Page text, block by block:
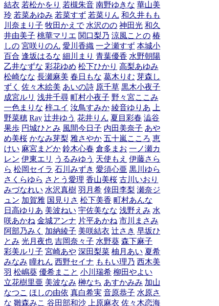
結衣 若松かをり 若槻朱音 南野ゆきな 華山美
玲 若菜あゆみ 若菜すず 若菜りん 和久井もも
川奈まり子 牧田かえで 水沢のの 神田光 和久
井由美子 桃華マリエ 関口梨乃 涼風ことの 椿
しの 宮咲りのん 愛川香織 一之瀬すず 本城小
百合 逢坂はるな 細川まり 青葉優香 水野朝陽
乙井なずな 彩花ゆめ 松下ひかり 高梨あゆみ
松崎なな 長瀬麻美 春日もな 葛木りむ 芽森し
ずく 佐々木絵美 あいの詩 原千草 黒木小夜子
成宮ルリ 浅井千尋 町村小夜子 野々宮ここみ
一色まりな 梓ユイ 汝鳥すみか 綾音ゆりあ
上
野菜穂 Ray 辻井ゆう 花井りん 夏目彩春 澁谷
果歩 円城ひとみ 風間今日子 内田美奈子 あや
め美桜 かなみ芽梨 雅さやか 五十嵐こころ 恵
けい 麻宮まどか 鈴木心春 倉多まお 一ノ瀬カ
レン 伊東エリ うるみゆう 天使もえ 伊藤さら
ら 松岡セイラ 石川みずき 愛須心亜 黒川ゆら
さくらゆら さとう愛理 香山美桜 古川いおり
みづなれい 水沢真樹 羽月希 倖田李梨 瀬奈ジ
ュン 加賀雅 国見りさ 松下美香 町村あんな
日高ゆりあ 美波ねい 宇佐美なな 浅野えみ 水
咲あかね 金城アンナ 片平あかね 市川まさみ
阿部乃みく
加納綾子 美咲結衣 辻さき 早坂ひ
とみ 光月夜也 吉岡奈々子 水野葵 森下麻子
彩美ルリ子 宮崎あや 深田梨菜 柚月あい 夏希
みなみ 瞳れん 西野セイナ ももい理乃 西木美
羽 松嶋葵 優希まこと 小川瑞希 柳田やよい
立花樹里亜 美波なみ 榊なち あすかみみ 加山
なつこ ほしの由依 真白希実 音原恭子 水原さ
な 雛森みこ 谷田部和沙 上原麻衣 佐々木恋海